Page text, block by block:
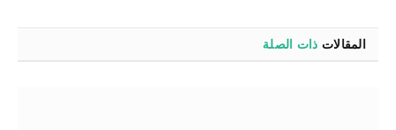
المقالات ذات الصلة